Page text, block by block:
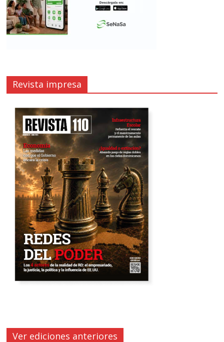
Revista impresa
Ver ediciones anteriores